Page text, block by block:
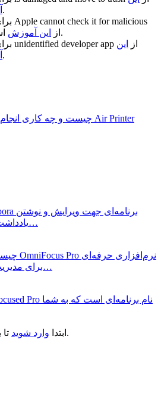
استفاده کنید.
Apple cannot check it for malicious
از این آموزش
استفاده کنید.
unidentified developer app از
این
استفاده کنید.
یادداشت‌های ساده با داشتن…
برای مدیریت وظایف و پروژه‌ها…
ابتدا وارد شوید تا بتوانید دیدگاهی ارسال کنید.